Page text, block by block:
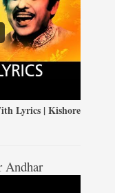
Lyrics | Kishore
Andhar